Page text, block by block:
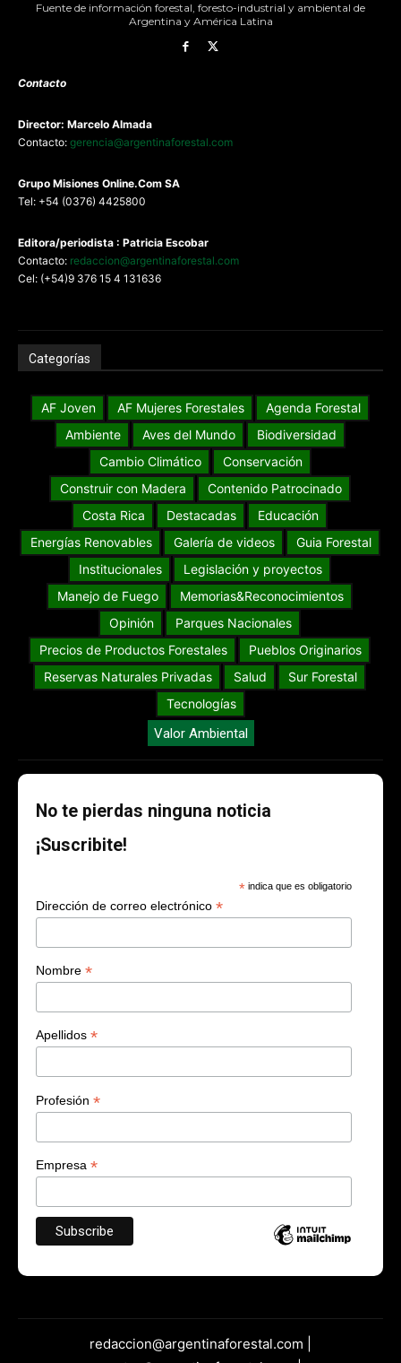
Fuente de información forestal, foresto-industrial y ambiental de
Argentina y América Latina
Contacto
Director: Marcelo Almada
Contacto: gerencia@argentinaforestal.com
Grupo Misiones Online.Com SA
Tel: +54 (0376) 4425800
Editora/periodista : Patricia Escobar
Contacto: redaccion@argentinaforestal.com
Cel: (+54)9 376 15 4 131636
Categorías
AF Joven AF Mujeres Forestales
Agenda Forestal
Ambiente
Aves del Mundo
Biodiversidad
Cambio Climático
Conservación
Construir con Madera
Contenido Patrocinado
Costa Rica
Destacadas
Educación
Energías Renovables
Galería de videos
Guia Forestal
Institucionales
Legislación y proyectos
Manejo de Fuego
Memorias&Reconocimientos
Opinión
Parques Nacionales
Precios de Productos Forestales
Pueblos Originarios
Reservas Naturales Privadas
Salud
Sur Forestal
Tecnologías
Valor Ambiental
No te pierdas ninguna noticia
¡Suscribite!
* indica que es obligatorio
Dirección de correo electrónico *
Nombre *
Apellidos *
Profesión *
Empresa *
redaccion@argentinaforestal.com |